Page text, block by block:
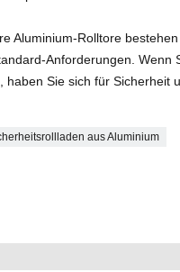
Aluminium-Rolltore
Anforderungen. Wenn
Sie sich für Sicherheit
aus Aluminium